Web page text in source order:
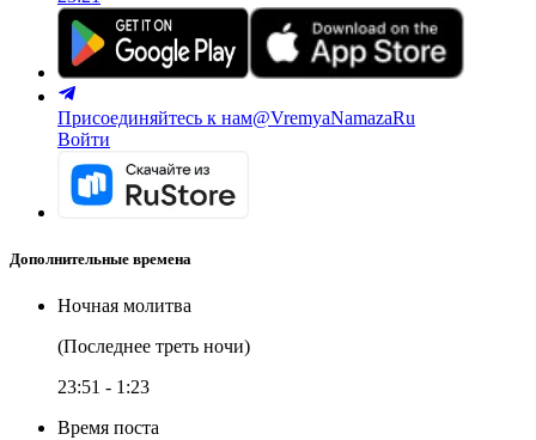
Присоединяйтесь к нам@VremyaNamazaRu
Войти
Дополнительные времена
Ночная молитва
(Последнее треть ночи)
23:51 - 1:23
Время поста